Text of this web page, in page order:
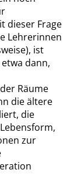
dieser Frage
Lehrerinnen
ist
dann,
Räume
die ältere
die
zur